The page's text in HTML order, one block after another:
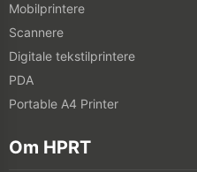
Mobilprintere
Scannere
Digitale tekstilprintere
PDA
Portable A4 Printer
Om HPRT